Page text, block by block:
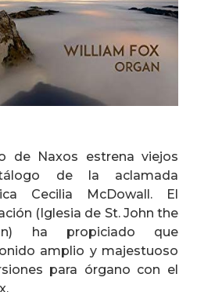
de Naxos estrena viejos
de la aclamada
Cecilia McDowall. El
(Iglesia de St. John the
ha propiciado que
amplio y majestuoso
para órgano con el